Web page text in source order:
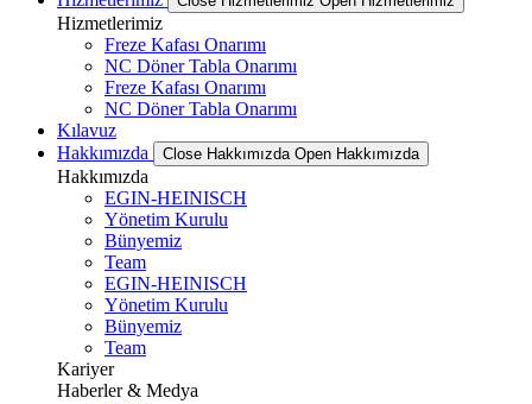
Hizmetlerimiz
Freze Kafası Onarımı
NC Döner Tabla Onarımı
Freze Kafası Onarımı
NC Döner Tabla Onarımı
Kılavuz
Hakkımızda
Close Hakkımızda Open Hakkımızda
Hakkımızda
EGIN-HEINISCH
Yönetim Kurulu
Bünyemiz
Team
EGIN-HEINISCH
Yönetim Kurulu
Bünyemiz
Team
Kariyer
Haberler & Medya